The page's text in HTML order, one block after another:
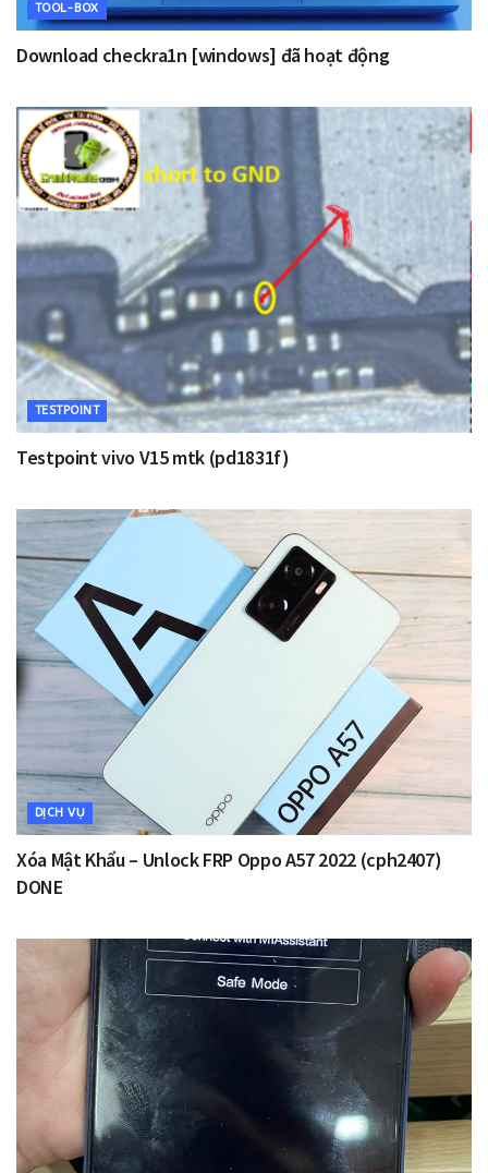
TOOL-BOX
Download checkra1n [windows] đã hoạt động
TESTPOINT
Testpoint vivo V15 mtk (pd1831f)
DỊCH VỤ
Xóa Mật Khẩu – Unlock FRP Oppo A57 2022 (cph2407)
DONE